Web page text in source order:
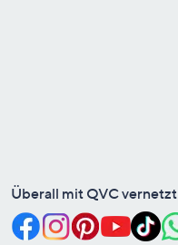
Überall mit QVC vernetzt